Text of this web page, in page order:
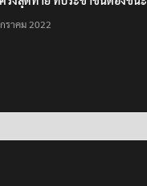
ราคม 2022